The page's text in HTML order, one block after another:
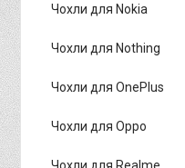
Чохли для Nokia
Чохли для Nothing
Чохли для OnePlus
Чохли для Oppo
Чохли для Realme